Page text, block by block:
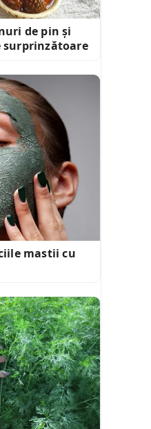
de pin și
surprinzătoare
mastii cu